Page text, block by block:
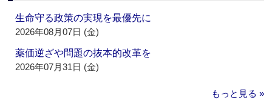
生命守る政策の実現を最優先に
2026年08月07日 (金)
薬価逆ざや問題の抜本的改革を
2026年07月31日 (金)
もっと見る »